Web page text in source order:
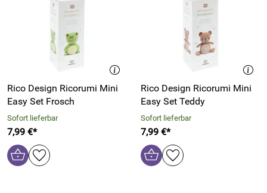
Rico Design Ricorumi Mini
Easy Set Frosch
Sofort lieferbar
7,99 €*
Rico Design Ricorumi Mini
Easy Set Teddy
Sofort lieferbar
7,99 €*